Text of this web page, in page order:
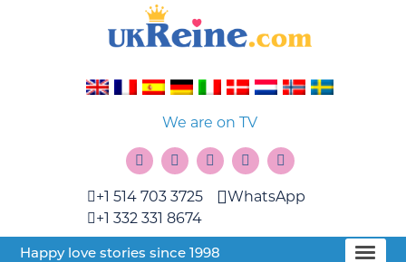
We are on TV
+1 514 703 3725
+1 332 331 8674
WhatsApp
Happy love stories since 1998